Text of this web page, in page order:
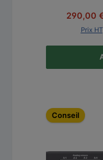
Prix de
290,00
Prix
Ignorer la
Conseil